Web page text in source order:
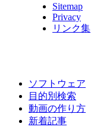
Sitemap
Privacy
リンク集
ソフトウェア
目的別検索
動画の作り方
新着記事